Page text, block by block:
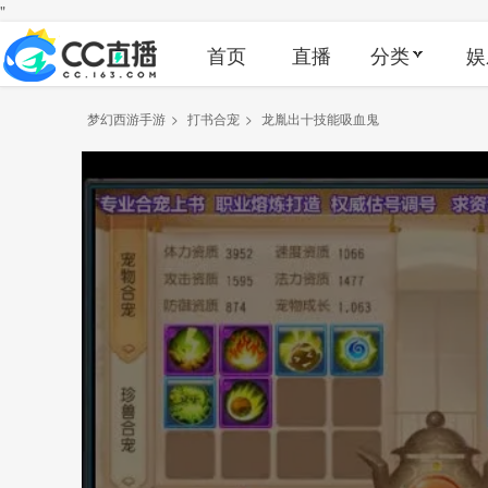
"
首页 直播 分类
梦幻西游手游 > 打书合宠 > 龙胤出十技能吸血鬼